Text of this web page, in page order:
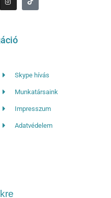
Skype hívás
Munkatársaink
Impresszum
Adatvédelem